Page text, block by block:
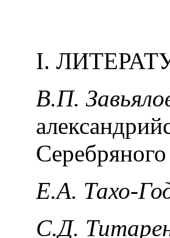
Ι.
В.П.
Серебряного
Е.А. Тахо-
С.Д.